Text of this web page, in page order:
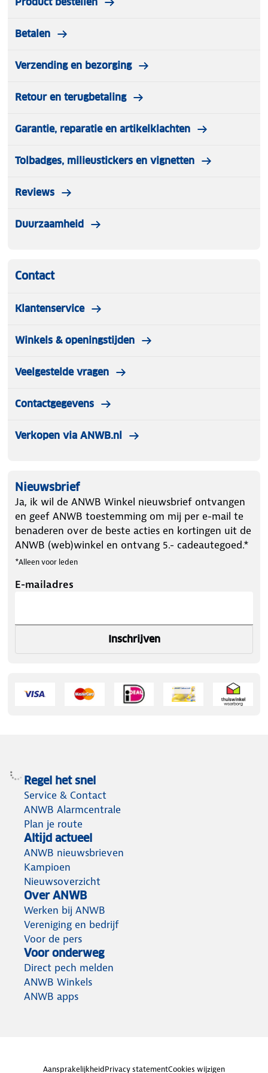
Betalen
Verzending en bezorging
Retour en terugbetaling
Garantie, reparatie en artikelklachten
Tolbadges, milieustickers en vignetten
Reviews
Duurzaamheid
Contact
Klantenservice
Winkels & openingstijden
Veelgestelde vragen
Contactgegevens
Verkopen via ANWB.nl
Nieuwsbrief
Ja, ik wil de ANWB Winkel nieuwsbrief ontvangen
en geef ANWB toestemming om mij per e-mail te
benaderen over de beste acties en kortingen uit de
ANWB (web)winkel en ontvang 5.- cadeautegoed.*
*Alleen voor leden
E-mailadres
Inschrijven
Regel het snel
Service & Contact
ANWB Alarmcentrale
Plan je route
Altijd actueel
ANWB nieuwsbrieven
Kampioen
Nieuwsoverzicht
Over ANWB
Werken bij ANWB
Vereniging en bedrijf
Voor de pers
Voor onderweg
Direct pech melden
ANWB Winkels
ANWB apps
AansprakelijkheidPrivacy statementCookies wijzigen